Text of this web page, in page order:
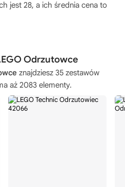
jest 28, a ich średnia cena to
Odrzutowce
znajdziesz 35 zestawów
aż 2083 elementy.